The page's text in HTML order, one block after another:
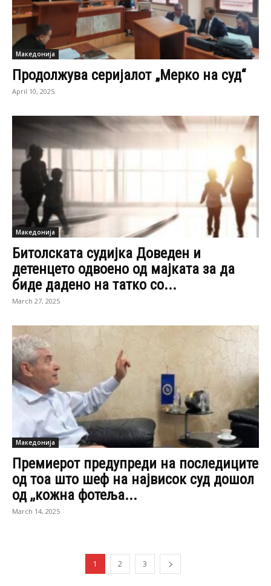
Македонија
Продолжува серијалот „Мерко на суд“
April 10, 2025
Македонија
Битолската судијка Доведен и
детенцето одвоено од мајката за да
биде дадено на татко со...
March 27, 2025
Македонија
Премиерот предупреди на последиците
од тоа што шеф на највисок суд дошол
од ,,кожна фотеља...
March 14, 2025
1 2 3